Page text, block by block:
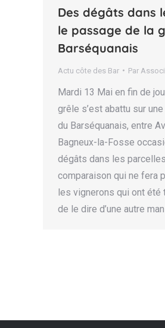
Des dégâts dans
le passage de la
Barséquanais
Actu côte des Bar Par
Mardi 13 Mai en fin de
grêle s’est abattu sur
du Barséquanais, entre
Bagneux-la-Fosse
dégâts dans les
comparaison qui ne fera
les vignerons qui ont
de le dire d’une autre